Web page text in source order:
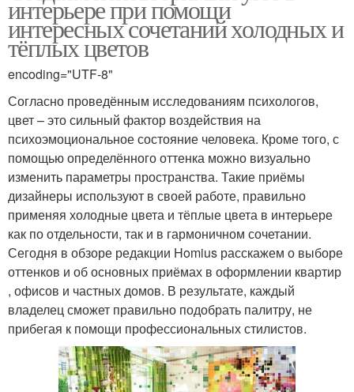
интерьере при помощи
интересных сочетаний холодных и
тёплых цветов
encoding="UTF-8"
Согласно проведённым исследованиям психологов,
цвет – это сильный фактор воздействия на
психоэмоциональное состояние человека. Кроме того, с
помощью определённого оттенка можно визуально
изменить параметры пространства. Такие приёмы
дизайнеры используют в своей работе, правильно
применяя холодные цвета и тёплые цвета в интерьере
как по отдельности, так и в гармоничном сочетании.
Сегодня в обзоре редакции Homius расскажем о выборе
оттенков и об основных приёмах в оформлении квартир
, офисов и частных домов. В результате, каждый
владелец сможет правильно подобрать палитру, не
прибегая к помощи профессиональных стилистов.